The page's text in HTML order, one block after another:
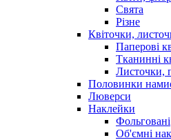
Свята
Різне
Квіточки,
Паперові
Тканинні
Листочки,
Половинки
Люверси
Наклейки
Фольговані
Об'ємні